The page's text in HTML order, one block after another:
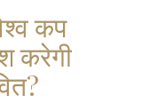
कप
करेगी